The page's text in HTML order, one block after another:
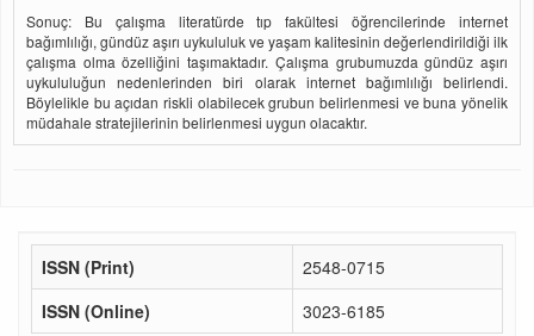
Sonuç: Bu çalışma literatürde tıp fakültesi öğrencilerinde internet
bağımlılığı, gündüz aşırı uykululuk ve yaşam kalitesinin değerlendirildiği ilk
çalışma olma özelliğini taşımaktadır. Çalışma grubumuzda gündüz aşırı
uykululuğun nedenlerinden biri olarak internet bağımlılığı belirlendi.
Böylelikle bu açıdan riskli olabilecek grubun belirlenmesi ve buna yönelik
müdahale stratejilerinin belirlenmesi uygun olacaktır.
ISSN (Print)
2548-0715
ISSN (Online)
3023-6185